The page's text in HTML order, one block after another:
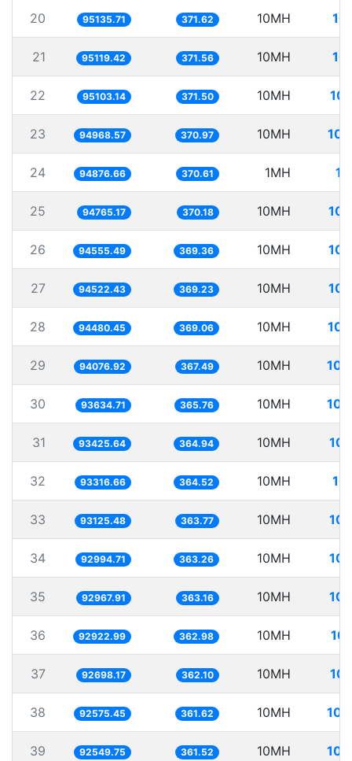
20 95135.71 371.62 10MH
21 95119.42 371.56 10MH
22 95103.14 371.50 10MH
23 94968.57 370.97 10MH
24 94876.66 370.61 1MH
25 94765.17 370.18 10MH
26 94555.49 369.36 10MH
27 94522.43 369.23 10MH
28 94480.45 369.06 10MH
29 94076.92 367.49 10MH
30 93634.71 365.76 10MH
31 93425.64 364.94 10MH
32 93316.66 364.52 10MH
33 93125.48 363.77 10MH
34 92994.71 363.26 10MH
35 92967.91 363.16 10MH
36 92922.99 362.98 10MH
37 92698.17 362.10 10MH
38 92575.45 361.62 10MH
39 92549.75 361.52 10MH